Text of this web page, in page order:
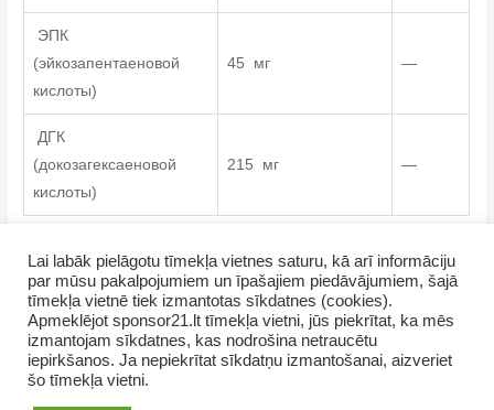
ЭПК
(эйкозапентаеновой
кислоты)
45 мг —
ДГК
(докозагексаеновой
кислоты)
215 мг —
** % отРекомендованойсуточной нормы потребления
Copyright © 2026 SevUnMajam.lv
Lai labāk pielāgotu tīmekļa vietnes saturu, kā arī informāciju
par mūsu pakalpojumiem un īpašajiem piedāvājumiem, šajā
tīmekļa vietnē tiek izmantotas sīkdatnes (cookies).
Apmeklējot sponsor21.lt tīmekļa vietni, jūs piekrītat, ka mēs
izmantojam sīkdatnes, kas nodrošina netraucētu
iepirkšanos. Ja nepiekrītat sīkdatņu izmantošanai, aizveriet
šo tīmekļa vietni.